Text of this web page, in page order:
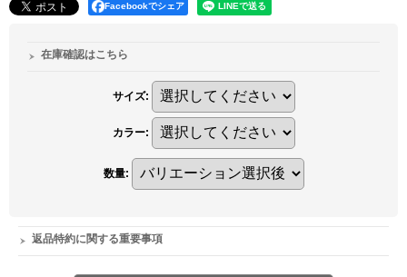
Facebookでシェア
在庫確認はこちら
サイズ:
カラー:
数量:
返品特約に関する重要事項